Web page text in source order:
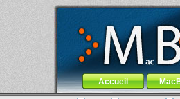
MacBook-fr.com : 100% Apple... 100%
Aller au contenu-Aller au
Menu général
Accueil